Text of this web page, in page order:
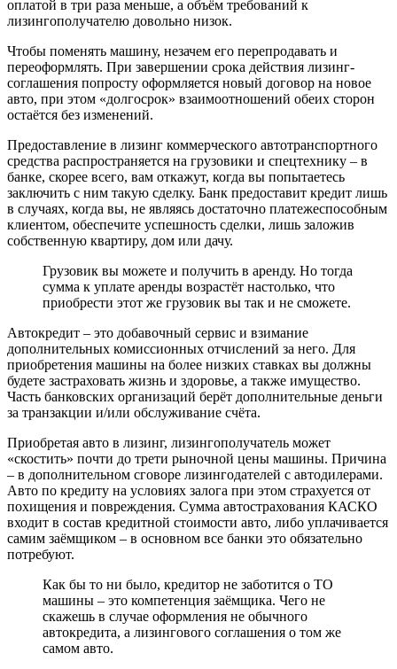
оплатой в три раза меньше, а объём требований к
лизингополучателю довольно низок.
Чтобы поменять машину, незачем его перепродавать и
переоформлять. При завершении срока действия лизинг-
соглашения попросту оформляется новый договор на новое
авто, при этом «долгосрок» взаимоотношений обеих сторон
остаётся без изменений.
Предоставление в лизинг коммерческого автотранспортного
средства распространяется на грузовики и спецтехнику – в
банке, скорее всего, вам откажут, когда вы попытаетесь
заключить с ним такую сделку. Банк предоставит кредит лишь
в случаях, когда вы, не являясь достаточно платежеспособным
клиентом, обеспечите успешность сделки, лишь заложив
собственную квартиру, дом или дачу.
Грузовик вы можете и получить в аренду. Но тогда
сумма к уплате аренды возрастёт настолько, что
приобрести этот же грузовик вы так и не сможете.
Автокредит – это добавочный сервис и взимание
дополнительных комиссионных отчислений за него. Для
приобретения машины на более низких ставках вы должны
будете застраховать жизнь и здоровье, а также имущество.
Часть банковских организаций берёт дополнительные деньги
за транзакции и/или обслуживание счёта.
Приобретая авто в лизинг, лизингополучатель может
«скостить» почти до трети рыночной цены машины. Причина
– в дополнительном сговоре лизингодателей с автодилерами.
Авто по кредиту на условиях залога при этом страхуется от
похищения и повреждения. Сумма автострахования КАСКО
входит в состав кредитной стоимости авто, либо уплачивается
самим заёмщиком – в основном все банки это обязательно
потребуют.
Как бы то ни было, кредитор не заботится о ТО
машины – это компетенция заёмщика. Чего не
скажешь в случае оформления не обычного
автокредита, а лизингового соглашения о том же
самом авто.